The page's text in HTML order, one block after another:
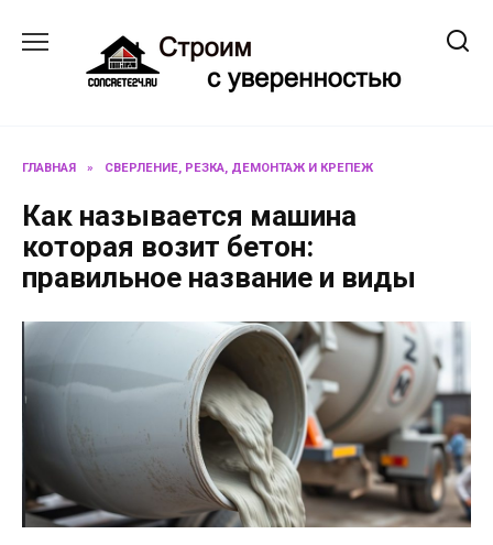
содержанию
ГЛАВНАЯ » СВЕРЛЕНИЕ, РЕЗКА, ДЕМОНТАЖ И КРЕПЕЖ
Как называется машина
которая возит бетон:
правильное название и виды